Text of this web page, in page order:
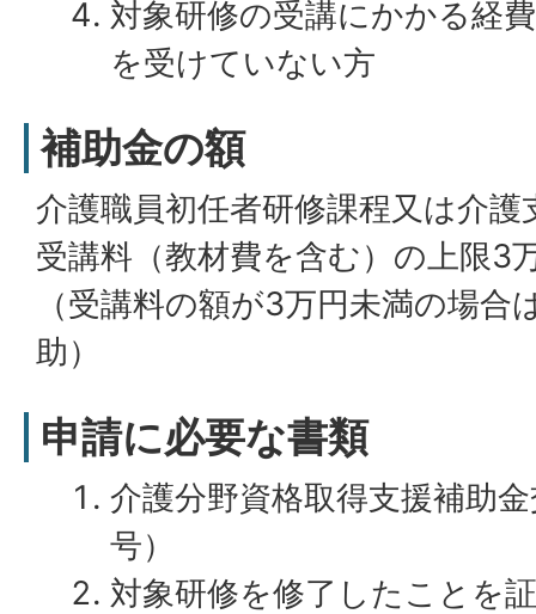
対象研修の受講にかかる経
を受けていない方
補助金の額
介護職員初任者研修課程又は介
受講料（教材費を含む）の上限3
（受講料の額が3万円未満の場合
助）
申請に必要な書類
介護分野資格取得支援補助
号）
対象研修を修了したことを